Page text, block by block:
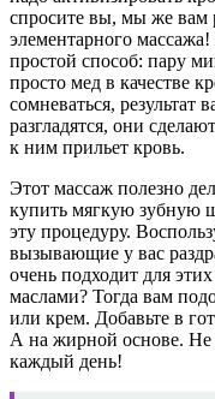
спросите вы, мы же
элементарного
простой способ: пару
просто мед в качестве
сомневаться, результат
разгладятся, они
к ним прильет кровь.
Этот массаж полезно
купить мягкую зубную
эту процедуру.
вызывающие у вас
очень подходит для
маслами? Тогда вам
или крем. Добавьте в
А на жирной основе. Не
каждый день!